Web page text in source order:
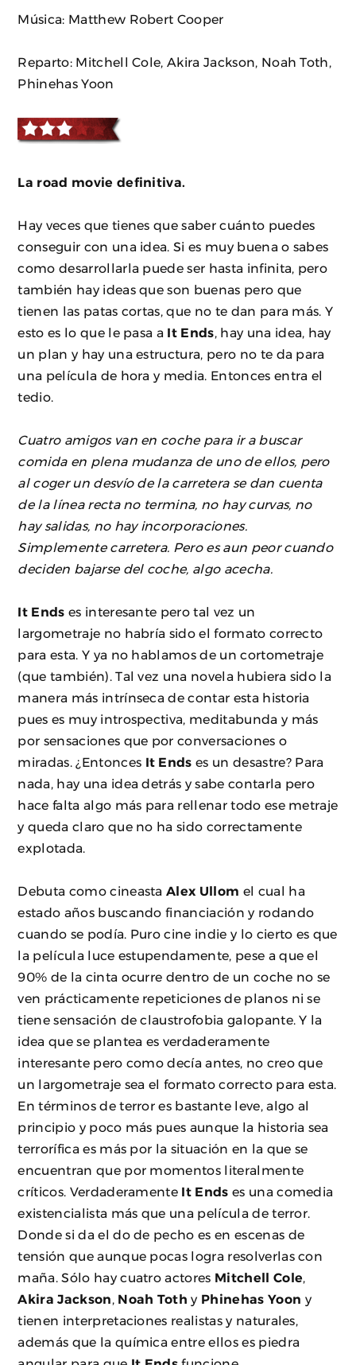
Música: Matthew Robert Cooper
Reparto: Mitchell Cole, Akira Jackson, Noah Toth,
Phinehas Yoon
La road movie definitiva.
Hay veces que tienes que saber cuánto puedes
conseguir con una idea. Si es muy buena o sabes
como desarrollarla puede ser hasta infinita, pero
también hay ideas que son buenas pero que
tienen las patas cortas, que no te dan para más. Y
esto es lo que le pasa a It Ends , hay una idea, hay
un plan y hay una estructura, pero no te da para
una película de hora y media. Entonces entra el
tedio.
Cuatro amigos van en coche para ir a buscar
comida en plena mudanza de uno de ellos, pero
al coger un desvío de la carretera se dan cuenta
de la línea recta no termina, no hay curvas, no
hay salidas, no hay incorporaciones.
Simplemente carretera. Pero es aun peor cuando
deciden bajarse del coche, algo acecha.
It Ends es interesante pero tal vez un
largometraje no habría sido el formato correcto
para esta. Y ya no hablamos de un cortometraje
(que también). Tal vez una novela hubiera sido la
manera más intrínseca de contar esta historia
pues es muy introspectiva, meditabunda y más
por sensaciones que por conversaciones o
miradas. ¿Entonces It Ends es un desastre? Para
nada, hay una idea detrás y sabe contarla pero
hace falta algo más para rellenar todo ese metraje
y queda claro que no ha sido correctamente
explotada.
Debuta como cineasta Alex Ullom el cual ha
estado años buscando financiación y rodando
cuando se podía. Puro cine indie y lo cierto es que
la película luce estupendamente, pese a que el
90% de la cinta ocurre dentro de un coche no se
ven prácticamente repeticiones de planos ni se
tiene sensación de claustrofobia galopante. Y la
idea que se plantea es verdaderamente
interesante pero como decía antes, no creo que
un largometraje sea el formato correcto para esta.
En términos de terror es bastante leve, algo al
principio y poco más pues aunque la historia sea
terrorífica es más por la situación en la que se
encuentran que por momentos literalmente
críticos. Verdaderamente It Ends es una comedia
existencialista más que una película de terror.
Donde si da el do de pecho es en escenas de
tensión que aunque pocas logra resolverlas con
maña. Sólo hay cuatro actores Mitchell Cole
Akira Jackson
Noah Toth y Phinehas Yoon y
tienen interpretaciones realistas y naturales,
además que la química entre ellos es piedra